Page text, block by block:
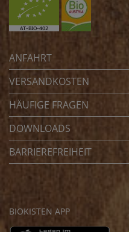
ANFAHRT
VERSANDKOSTEN
HÄUFIGE FRAGEN
DOWNLOADS
BARRIEREFREIHEIT
BIOKISTEN APP